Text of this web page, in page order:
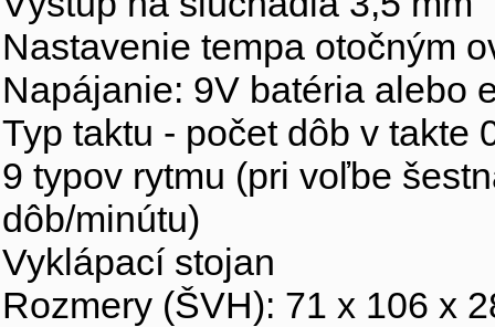
Nastavenie tempa otočným
Napájanie: 9V batéria alebo
Typ taktu - počet dôb v takte
9 typov rytmu (pri voľbe
dôb/minútu)
Vyklápací stojan
Rozmery (ŠVH): 71 x 106 x